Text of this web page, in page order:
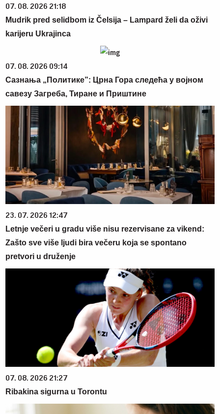
07. 08. 2026 21:18
Mudrik pred selidbom iz Čelsija – Lampard želi da oživi
karijeru Ukrajinca
07. 08. 2026 09:14
Сазнања „Политике”: Црна Гора следећа у војном
савезу Загреба, Тиране и Приштине
23. 07. 2026 12:47
Letnje večeri u gradu više nisu rezervisane za vikend:
Zašto sve više ljudi bira večeru koja se spontano
pretvori u druženje
07. 08. 2026 21:27
Ribakina sigurna u Torontu